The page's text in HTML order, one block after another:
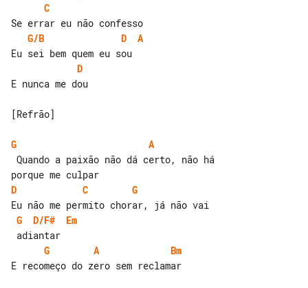
C
G/B
D
A
D
E nunca me dou
[Refrão]
G
A
D
C
G
G
D/F#
Em
G
A
Bm
E recomeço do zero sem reclamar